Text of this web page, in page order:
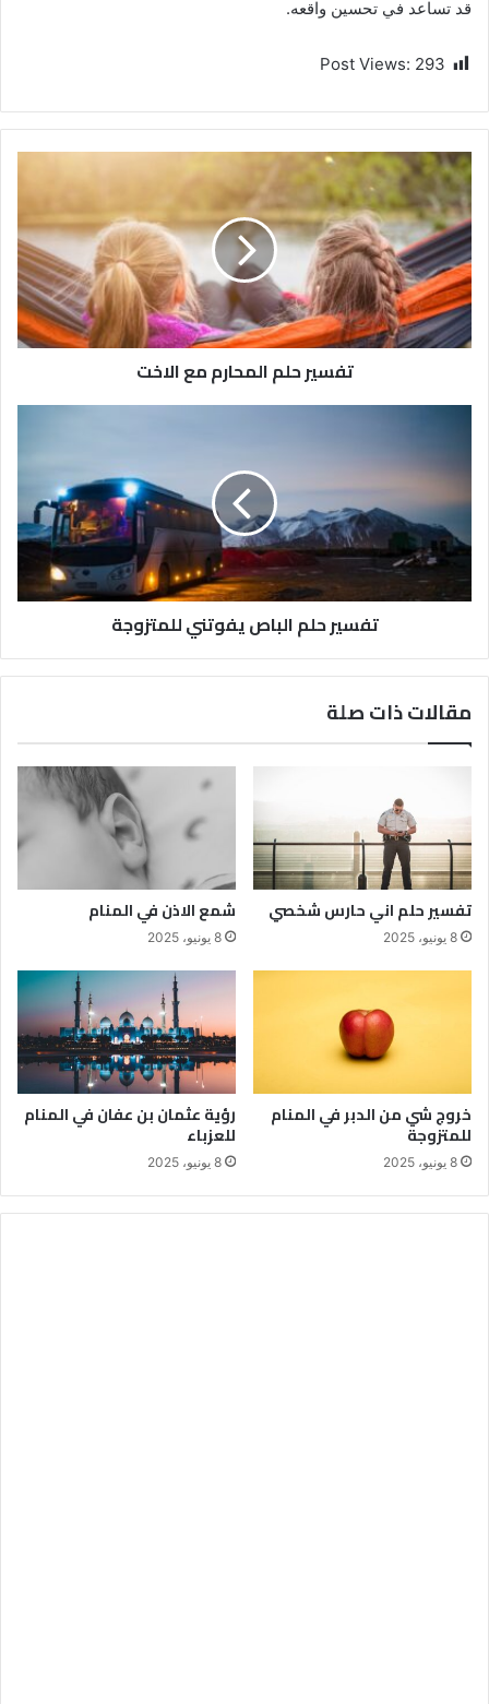
قد تساعد في تحسين واقعه.
Post Views: 293
تفسير حلم المحارم مع الاخت
تفسير حلم الباص يفوتني للمتزوجة
مقالات ذات صلة
تفسير حلم اني حارس شخصي
8 يونيو، 2025
شمع الاذن في المنام
8 يونيو، 2025
خروج شي من الدبر في المنام
للمتزوجة
8 يونيو، 2025
رؤية عثمان بن عفان في المنام
للعزباء
8 يونيو، 2025